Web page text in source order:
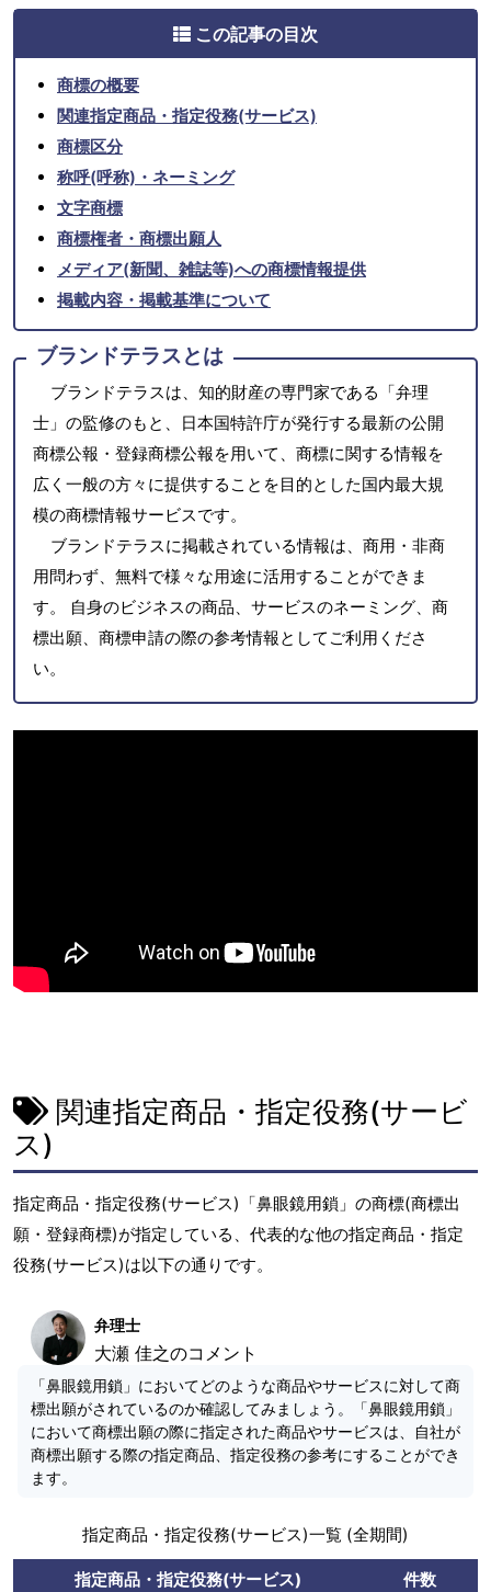
この記事の目次
商標の概要
関連指定商品・指定役務(サービス)
商標区分
称呼(呼称)・ネーミング
文字商標
商標権者・商標出願人
メディア(新聞、雑誌等)への商標情報提供
掲載内容・掲載基準について
ブランドテラスとは
ブランドテラスは、知的財産の専門家である「弁理
士」の監修のもと、日本国特許庁が発行する最新の公開
商標公報・登録商標公報を用いて、商標に関する情報を
広く一般の方々に提供することを目的とした国内最大規
模の商標情報サービスです。
ブランドテラスに掲載されている情報は、商用・非商
用問わず、無料で様々な用途に活用することができま
す。 自身のビジネスの商品、サービスのネーミング、商
標出願、商標申請の際の参考情報としてご利用くださ
い。
関連指定商品・指定役務(サービ
ス)
指定商品・指定役務(サービス)「鼻眼鏡用鎖」の商標(商標出
願・登録商標)が指定している、代表的な他の指定商品・指定
役務(サービス)は以下の通りです。
弁理士
大瀬 佳之のコメント
「鼻眼鏡用鎖」においてどのような商品やサービスに対して商
標出願がされているのか確認してみましょう。「鼻眼鏡用鎖」
において商標出願の際に指定された商品やサービスは、自社が
商標出願する際の指定商品、指定役務の参考にすることができ
ます。
指定商品・指定役務(サービス)一覧 (全期間)
指定商品・指定役務(サービス) 件数